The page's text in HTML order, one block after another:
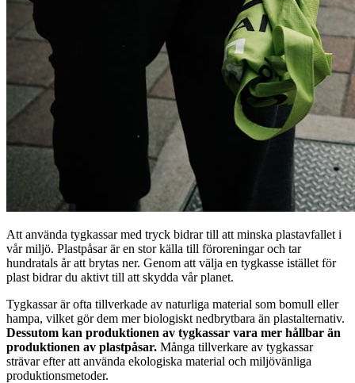
Att använda tygkassar med tryck bidrar till att minska plastavfallet i
vår miljö. Plastpåsar är en stor källa till föroreningar och tar
hundratals år att brytas ner. Genom att välja en tygkasse istället för
plast bidrar du aktivt till att skydda vår planet.
Tygkassar är ofta tillverkade av naturliga material som bomull eller
hampa, vilket gör dem mer biologiskt nedbrytbara än plastalternativ.
Dessutom kan produktionen av tygkassar vara mer hållbar än
produktionen av plastpåsar. Många tillverkare av tygkassar
strävar efter att använda ekologiska material och miljövänliga
produktionsmetoder.